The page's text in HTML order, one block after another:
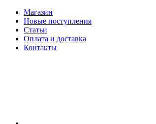
Магазин
Новые поступления
Статьи
Оплата и доставка
Контакты